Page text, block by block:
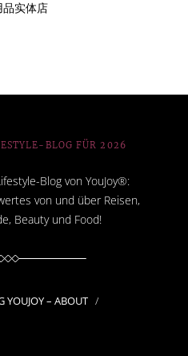
实体店
BLOG FÜR 2026
Blog von YouJoy®:
von und über Reisen,
Beauty und Food!
YOUJOY – ABOUT